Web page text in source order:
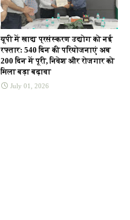
यूपी में खाद्य प्रसंस्करण उद्योग को नई
रफ्तार: 540 दिन की परियोजनाएं अब
200 दिन में पूरी, निवेश और रोजगार को
मिला बड़ा बढ़ावा
July 01, 2026